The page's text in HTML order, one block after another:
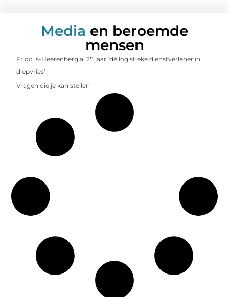
Media en beroemde
mensen
Frigo ’s-Heerenberg al 25 jaar ‘dé logistieke dienstverlener in
diepvries’
Vragen die je kan stellen